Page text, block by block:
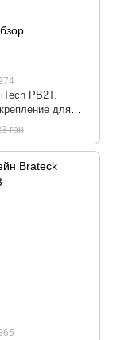
PB2T.
для
42 дюймов
грн